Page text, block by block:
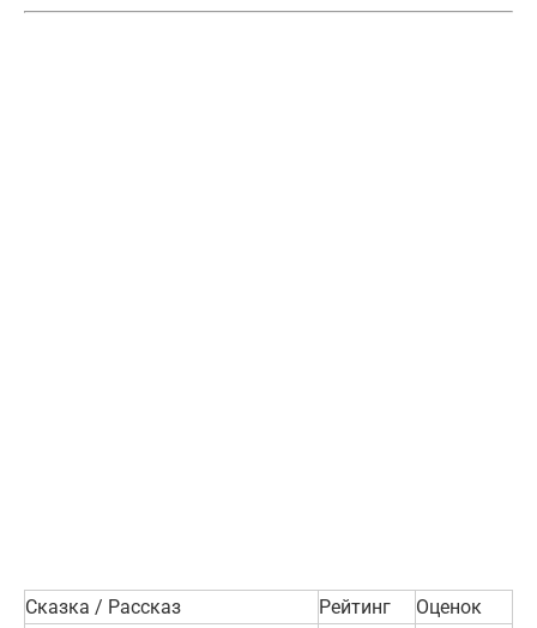
Сказка / Рассказ Рейтинг
Оценок